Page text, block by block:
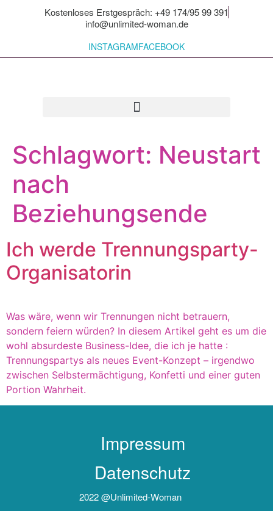
Kostenloses Erstgespräch: +49 174/95 99 391
info@unlimited-woman.de
INSTAGRAMFACEBOOK
Schlagwort: Neustart
nach
Beziehungsende
Ich werde Trennungsparty-
Organisatorin
Was wäre, wenn wir Trennungen nicht betrauern,
sondern feiern würden? In diesem Artikel geht es um die
wohl absurdeste Business-Idee, die ich je hatte :
Trennungspartys als neues Event-Konzept – irgendwo
zwischen Selbstermächtigung, Konfetti und einer guten
Portion Wahrheit.
Impressum
Datenschutz
2022 @unlimited-Woman